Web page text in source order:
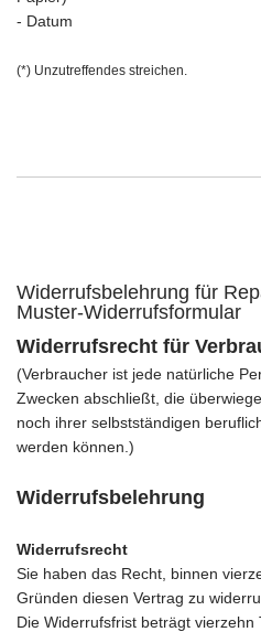
- Datum
(*) Unzutreffendes streichen.
Widerrufsbelehrung für
Muster-Widerrufsformular
Widerrufsrecht für
(Verbraucher ist jede natürliche
Zwecken abschließt, die
noch ihrer selbstständigen
werden können.)
Widerrufsbelehrung
Widerrufsrecht
Sie haben das Recht, binnen
Gründen diesen Vertrag zu
Die Widerrufsfrist beträgt vierzehn